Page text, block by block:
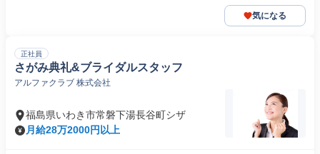
気になる
正社員
さがみ典礼&ブライダルスタッフ
アルファクラブ 株式会社
福島県いわき市常磐下湯長谷町シザ
月給28万2000円以上